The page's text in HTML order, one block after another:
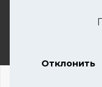
Отклонить
разрешения